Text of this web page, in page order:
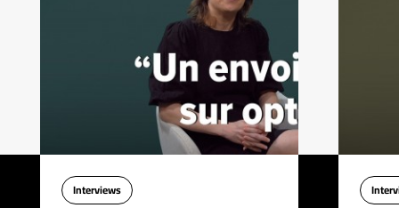
Interviews